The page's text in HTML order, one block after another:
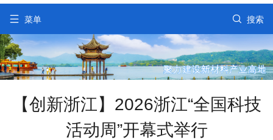
 菜单  搜索
【创新浙江】2026浙江“全国科技
活动周”开幕式举行